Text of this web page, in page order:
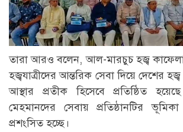
তারা আরও বলেন, আল-মারচুচ হজ্ব
হজ্বযাত্রীদের আন্তরিক সেবা দিয়ে দেশের
আস্থার প্রতীক হিসেবে প্রতিষ্ঠিত
মেহমানদের সেবায় প্রতিষ্ঠানটির
প্রশংসিত হচ্ছে।